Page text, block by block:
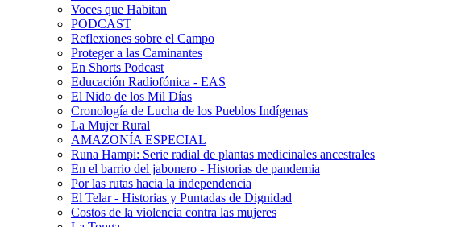
Voces que Habitan
PODCAST
Reflexiones sobre el Campo
Proteger a las Caminantes
En Shorts Podcast
Educación Radiofónica - EAS
El Nido de los Mil Días
Cronología de Lucha de los Pueblos Indígenas
La Mujer Rural
AMAZONÍA ESPECIAL
Runa Hampi: Serie radial de plantas medicinales ancestrales
En el barrio del jabonero - Historias de pandemia
Por las rutas hacia la independencia
El Telar - Historias y Puntadas de Dignidad
Costos de la violencia contra las mujeres